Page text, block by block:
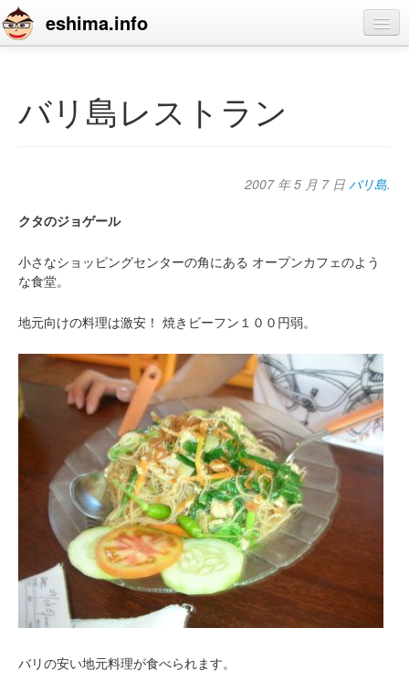
eshima.info
バリ島レストラン
2007 年 5 月 7 日 バリ島.
クタのジョゲール
小さなショッピングセンターの角にある オープンカフェのよう
な食堂。
地元向けの料理は激安！ 焼きビーフン１００円弱。
バリの安い地元料理が食べられます。